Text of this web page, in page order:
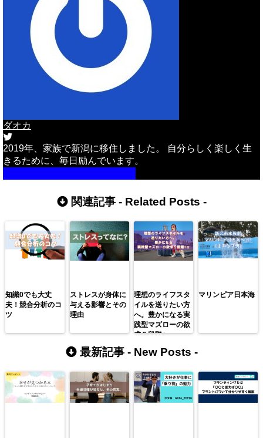
ダオカ
2019年、家族で新潟に移住しました。 自分らしく楽しく生
きるために、毎日励んでいます。
関連記事 - Related Posts -
知識0でも大丈
夫！競合分析のコ
ツ
ストレスが身体に
与える影響とその
理由
理想のライフスタ
イルを送りたい方
へ。豊かになる実
践型マズローの欲
求５段階+α
マリンピア日本海
最新記事 - New Posts -